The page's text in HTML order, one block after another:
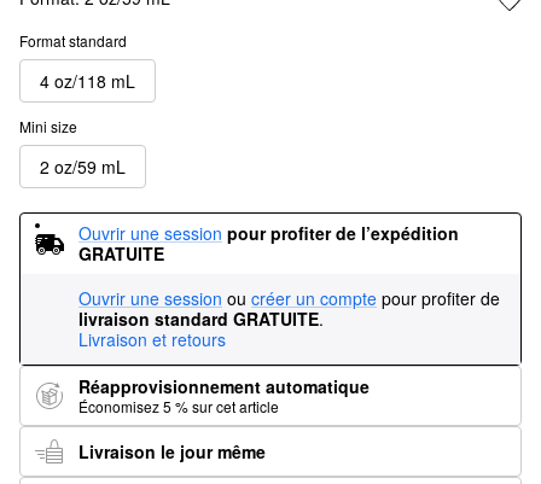
Format standard
4 oz/118 mL
Mini size
2 oz/59 mL
Ouvrir une session pour profiter de l’expédition
GRATUITE
Ouvrir une session ou créer un compte pour profiter de
livraison standard GRATUITE.
Livraison et retours
Réapprovisionnement automatique
Économisez 5 % sur cet article
Livraison le jour même